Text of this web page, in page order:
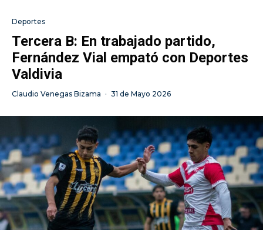
Deportes
Tercera B: En trabajado partido,
Fernández Vial empató con Deportes
Valdivia
Claudio Venegas Bizama · 31 de Mayo 2026